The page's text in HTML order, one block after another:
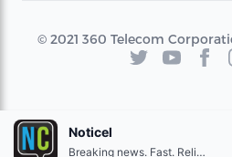
© 2021 360 Telecom
Noticel
Breaking news. Fast. Reliable.